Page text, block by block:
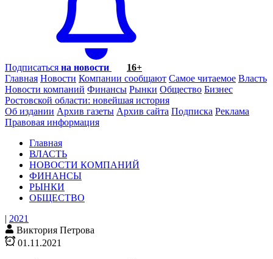
Подписаться на новости
16+
Главная Новости Компании сообщают Самое читаемое Власть
Новости компаний Финансы Рынки Общество Бизнес
Ростовской области: новейшая история
Об издании Архив газеты Архив сайта Подписка Реклама
Правовая информация
Главная
ВЛАСТЬ
НОВОСТИ КОМПАНИЙ
ФИНАНСЫ
РЫНКИ
ОБЩЕСТВО
| 2021
Виктория Петрова
01.11.2021